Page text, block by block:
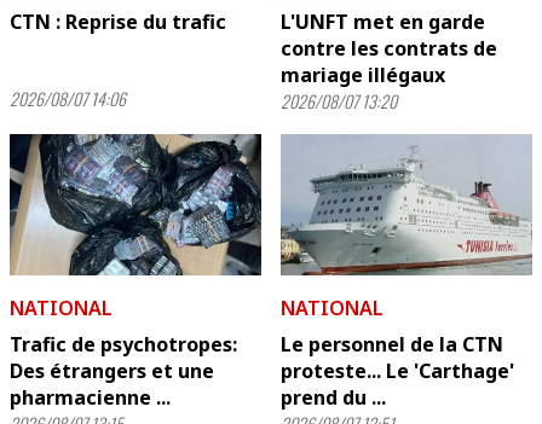
CTN : Reprise du trafic
2026/08/07 14:06
L'UNFT met en garde
contre les contrats de
mariage illégaux
2026/08/07 13:20
NATIONAL
Trafic de psychotropes:
Des étrangers et une
pharmacienne ...
NATIONAL
Le personnel de la CTN
proteste... Le 'Carthage'
prend du ...